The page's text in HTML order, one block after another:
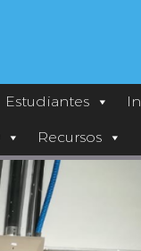
Estudiantes
Recursos